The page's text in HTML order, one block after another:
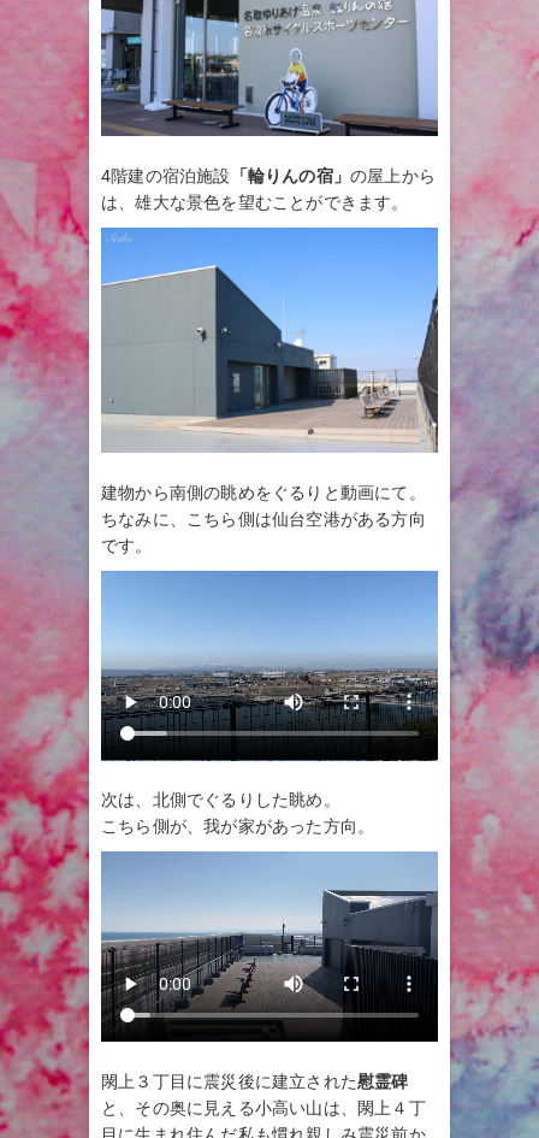
4階建の宿泊施設 「輪りんの宿」の屋上から
は、雄大な景色を望むことができます。
建物から南側の眺めをぐるりと動画にて。
ちなみに、こちら側は仙台空港がある方向
です。
次は、北側でぐるりした眺め。
こちら側が、我が家があった方向。
閖上３丁目に震災後に建立された慰霊碑
と、その奥に見える小高い山は、閖上４丁
目に生まれ住んだ私も慣れ親しみ震災前か